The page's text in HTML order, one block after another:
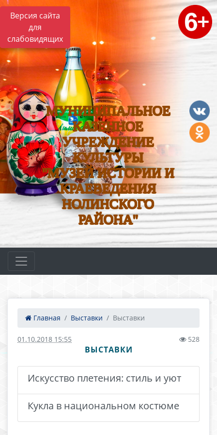
Версия сайта
для
слабовидящих
МУНИЦИПАЛЬНОЕ
КАЗЕННОЕ
УЧРЕЖДЕНИЕ
КУЛЬТУРЫ
"МУЗЕЙ ИСТОРИИ И
КРАЕВЕДЕНИЯ
НОЛИНСКОГО
РАЙОНА"
Главная Выставки Выставки
01.10.2018 15:55 528
ВЫСТАВКИ
Искусство плетения: стиль и уют
Кукла в национальном костюме